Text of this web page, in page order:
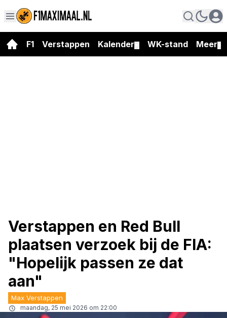
F1 Verstappen Kalender WK-stand Meer
Verstappen en Red Bull
plaatsen verzoek bij de FIA:
"Hopelijk passen ze dat
aan"
Max Verstappen
maandag, 25 mei 2026 om 22:00